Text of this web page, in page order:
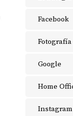
Facebook
Fotografía
Google
Home
Instagram